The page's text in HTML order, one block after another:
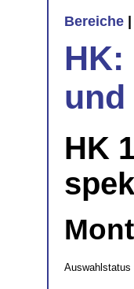
Bereiche
HK:
und
HK
Auswahlstatus